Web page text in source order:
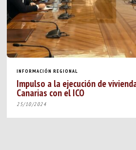
INFORMACIÓN REGIONAL
Impulso a la ejecución de
Canarias con el ICO
25/10/2024